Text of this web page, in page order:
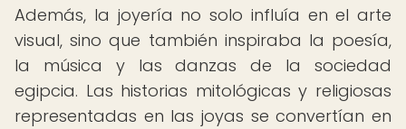
Además, la joyería no solo influía en el arte
visual, sino que también inspiraba la poesía,
la música y las danzas de la sociedad
egipcia. Las historias mitológicas y religiosas
representadas en las joyas se convertían en